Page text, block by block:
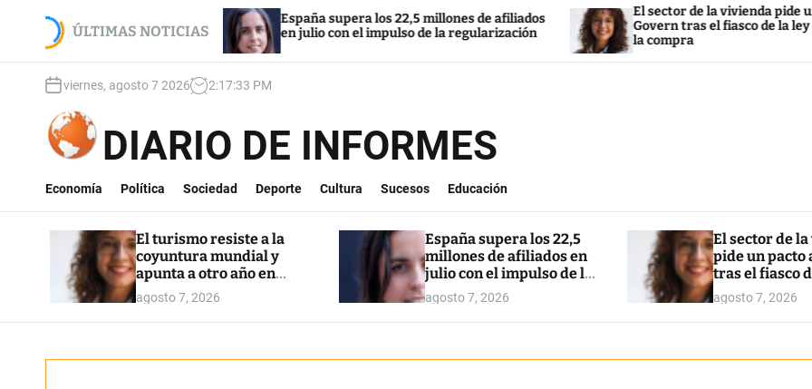
e
ÚLTIMAS NOTICIAS
mundial y
España supera los 22,5 millones de afiliados
en julio con el impulso de la regularización
El sector de la vivienda pide un pacto al
Govern tras el fiasco de la ley para
la compra
viernes, agosto 7 2026 2:17:34 PM
DIARIO DE INFORMES
Economía Política Sociedad Deporte Cultura Sucesos Educación
El turismo resiste a la
coyuntura mundial y
apunta a otro año en
máximos
agosto 7, 2026
España supera los 22,5
millones de afiliados en
julio con el impulso de la
regularización
agosto 7, 2026
El sector de
pide un pacto
tras el fiasco
para
compra
agosto 7, 2026